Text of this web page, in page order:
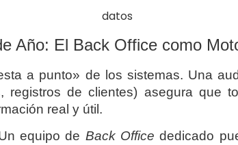
Año: El Back Office como
a punto» de los sistemas. Una
registros de clientes) asegura que
real y útil.
equipo de Back Office dedicado